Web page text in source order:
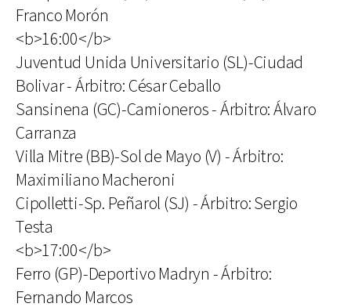
Franco Morón
<b>16:00</b>
Juventud Unida Universitario (SL)-Ciudad
Bolivar - Árbitro: César Ceballo
Sansinena (GC)-Camioneros - Árbitro: Álvaro
Carranza
Villa Mitre (BB)-Sol de Mayo (V) - Árbitro:
Maximiliano Macheroni
Cipolletti-Sp. Peñarol (SJ) - Árbitro: Sergio
Testa
<b>17:00</b>
Ferro (GP)-Deportivo Madryn - Árbitro:
Fernando Marcos